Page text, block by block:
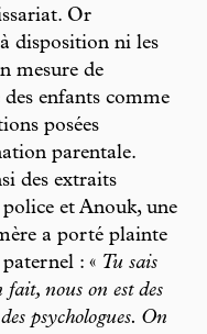
Or
disposition ni les
mesure de
enfants comme
posées
parentale.
des extraits
et Anouk, une
a porté plainte
: « Tu sais
nous on est des
psychologues. On